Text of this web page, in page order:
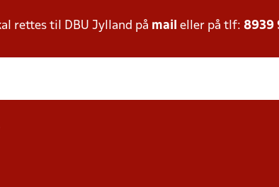
rettes til DBU Jylland på mail eller på tlf: 8939